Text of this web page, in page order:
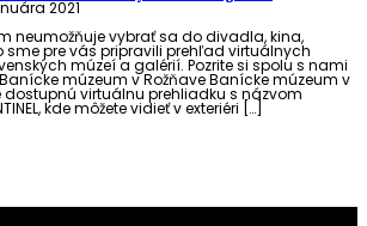
2021
neumožňuje vybrať sa do divadla, kina,
sme pre vás pripravili prehľad virtuálnych
múzeí a galérií. Pozrite si spolu s nami
múzeum v Rožňave Banícke múzeum v
dostupnú virtuálnu prehliadku s názvom
kde môžete vidieť v exteriéri […]